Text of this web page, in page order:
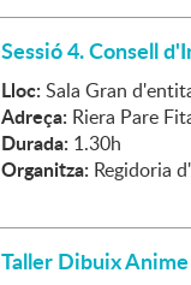
Sessió 4. Consell
Lloc: Sala Gran
Adreça: Riera Pare
Durada: 1.30h
Organitza: Regidoria
Taller Dibuix Anime